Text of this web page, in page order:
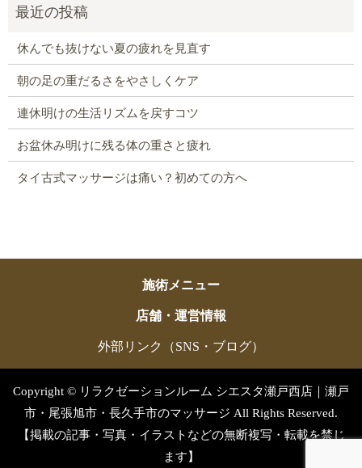
休んでも抜けない夏の疲れを見直す
朝の足の重だるさをやさしくケア
連休明けの生活リズムを戻すコツ
お盆休み明けに残る体の重さと疲れ
タイ古式マッサージは痛い？初めての方へ
施術メニュー
店舗・運営情報
外部リンク（SNS・ブログ）
Copyright © リラクゼーションルーム シエスタ瀬戸西店｜瀬戸
市・尾張旭市・長久手市のマッサージ All Rights Reserved.
【掲載の記事・写真・イラストなどの無断複写・転載を禁じ
ます】